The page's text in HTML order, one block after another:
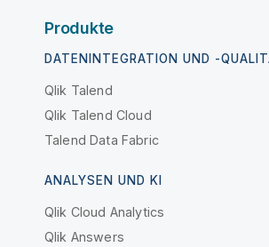
Produkte
DATENINTEGRATION UND -
Qlik Talend
Qlik Talend Cloud
Talend Data Fabric
ANALYSEN UND KI
Qlik Cloud Analytics
Qlik Answers